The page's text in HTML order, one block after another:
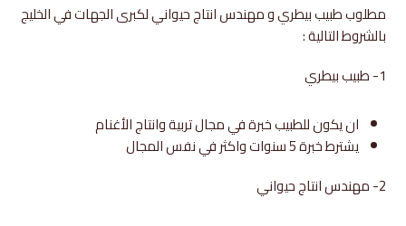
مطلوب طبيب بيطري و مهندس انتاج حيواني لكبرى الجهات في الخليج
بالشروط التالية :
1- طبيب بيطري
ان يكون للطبيب خبرة في مجال تربية وانتاج الأغنام
يشترط خبرة 5 سنوات واكثر في نفس المجال
2- مهندس انتاج حيواني